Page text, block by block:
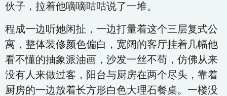
伙子，拉着他嘀嘀咕咕说了一堆。
程成一边听她闲扯，一边打量着这个三层复式公
寓，整体装修颜色偏白，宽阔的客厅挂着几幅他
看不懂的抽象派油画，沙发一丝不苟，仿佛从来
没有人来做过客，阳台与厨房在两个尽头，靠着
厨房的一边放着长方形白色大理石餐桌。一楼没